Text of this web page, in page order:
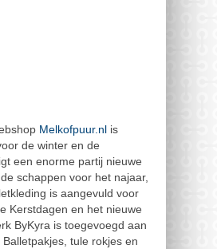
Melkofpuur.nl is
de winter en de
een enorme partij nieuwe
schappen voor het najaar,
is aangevuld voor
Kerstdagen en het nieuwe
ByKyra is toegevoegd aan
tule rokjes en